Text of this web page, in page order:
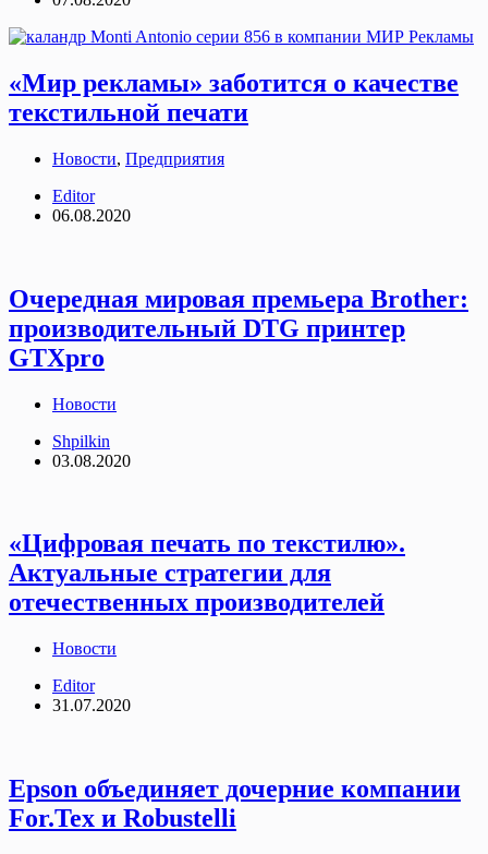
«Мир рекламы» заботится о качестве
текстильной печати
Новости, Предприятия
Editor
06.08.2020
Очередная мировая премьера Brother:
производительный DTG принтер
GTXpro
Новости
Shpilkin
03.08.2020
«Цифровая печать по текстилю».
Актуальные стратегии для
отечественных производителей
Новости
Editor
31.07.2020
Epson объединяет дочерние компании
For.Tex и Robustelli